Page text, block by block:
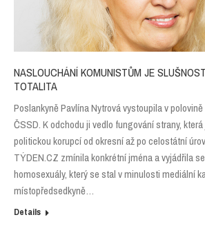
NASLOUCHÁNÍ KOMUNISTŮM JE
TOTALITA
Poslankyně Pavlína Nytrová vystoupila v
ČSSD. K odchodu ji vedlo fungování strany,
politickou korupcí od okresní až po celostátní
TÝDEN.CZ zmínila konkrétní jména a vyjádřila
homosexuály, který se stal v minulosti mediální
místopředsedkyně…
Details